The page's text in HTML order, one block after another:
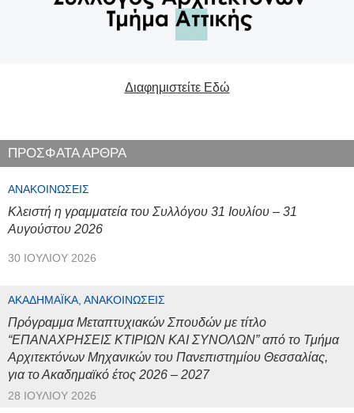
Διαφημιστείτε Εδώ
ΠΡΟΣΦΑΤΑ ΑΡΘΡΑ
ΑΝΑΚΟΙΝΏΣΕΙΣ
Κλειστή η γραμματεία του Συλλόγου 31 Ιουλίου – 31
Αυγούστου 2026
30 ΙΟΥΛΊΟΥ 2026
ΑΚΑΔΗΜΑΪΚΆ, ΑΝΑΚΟΙΝΏΣΕΙΣ
Πρόγραμμα Μεταπτυχιακών Σπουδών με τίτλο
“ΕΠΑΝΑΧΡΗΣΕΙΣ ΚΤΙΡΙΩΝ ΚΑΙ ΣΥΝΟΛΩΝ” από το Τμήμα
Αρχιτεκτόνων Μηχανικών του Πανεπιστημίου Θεσσαλίας,
για το Ακαδημαϊκό έτος 2026 – 2027
28 ΙΟΥΛΊΟΥ 2026